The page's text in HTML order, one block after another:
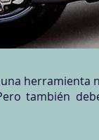
también